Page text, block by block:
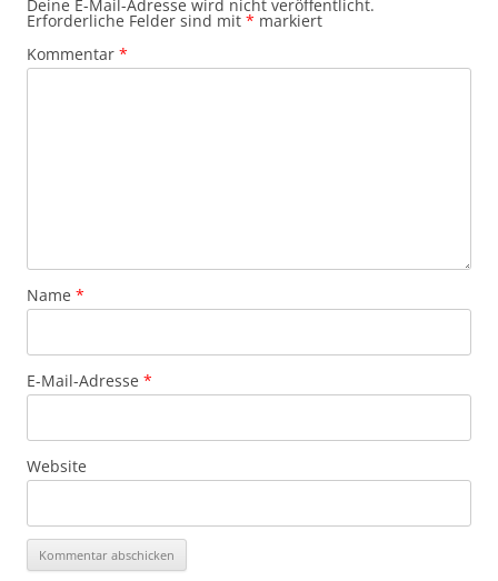
Deine E-Mail-Adresse wird nicht veröffentlicht.
Erforderliche Felder sind mit * markiert
Kommentar *
Name *
E-Mail-Adresse *
Website